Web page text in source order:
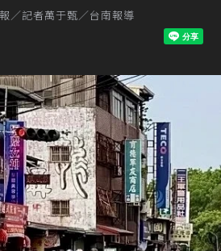
／記者萬于甄／台南報導